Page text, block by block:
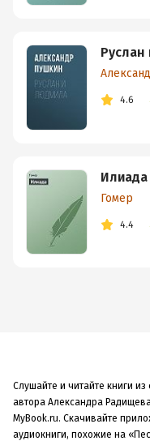
4.6
Илиада
Гомер
4.4
Слушайте и читайте книги
автора Александра
MyBook.ru. Скачивайте
аудиокниги, похожие на